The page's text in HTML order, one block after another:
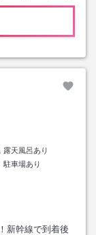
露天風呂あり
駐車場あり
新幹線で到着後